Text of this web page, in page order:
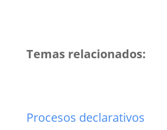
Temas relacionados:
Procesos declarativos